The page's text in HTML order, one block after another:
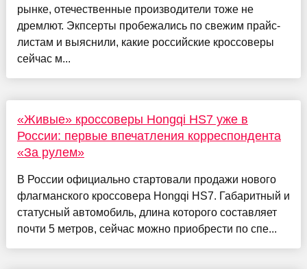
рынке, отечественные производители тоже не
дремлют. Экпсерты пробежались по свежим прайс-
листам и выяснили, какие российские кроссоверы
сейчас м...
«Живые» кроссоверы Hongqi HS7 уже в
России: первые впечатления корреспондента
«За рулем»
В России официально стартовали продажи нового
флагманского кроссовера Hongqi HS7. Габаритный и
статусный автомобиль, длина которого составляет
почти 5 метров, сейчас можно приобрести по спе...